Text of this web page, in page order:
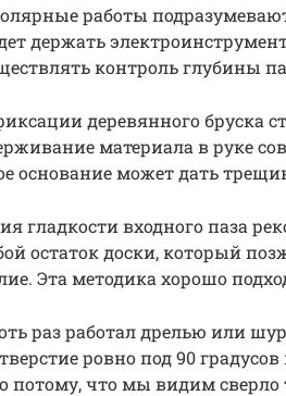
работы
держать
контроль глубины
деревянного бруска
материала в руке
основание может дать
гладкости входного паза
остаток доски, который
Эта методика хорошо
раз работал дрелью или
ровно под 90
потому, что мы видим сверло